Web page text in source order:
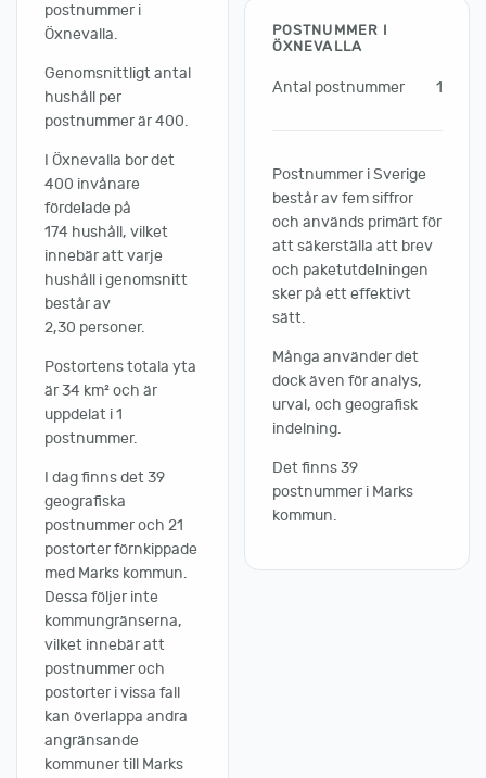
postnummer i
Öxnevalla.
Genomsnittligt antal
hushåll per
postnummer är 400.
I Öxnevalla bor det
400 invånare
fördelade på
174 hushåll, vilket
innebär att varje
hushåll i genomsnitt
består av
2,30 personer.
Postortens totala yta
är 34 km² och är
uppdelat i 1
postnummer.
I dag finns det 39
geografiska
postnummer och 21
postorter förnkippade
med Marks kommun.
Dessa följer inte
kommungränserna,
vilket innebär att
postnummer och
postorter i vissa fall
kan överlappa andra
angränsande
kommuner till Marks
POSTNUMMER I
ÖXNEVALLA
Antal postnummer 1
Postnummer i Sverige
består av fem siffror
och används primärt för
att säkerställa att brev
och paketutdelningen
sker på ett effektivt
sätt.
Många använder det
dock även för analys,
urval, och geografisk
indelning.
Det finns 39
postnummer i Marks
kommun.